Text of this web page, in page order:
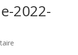
2022-